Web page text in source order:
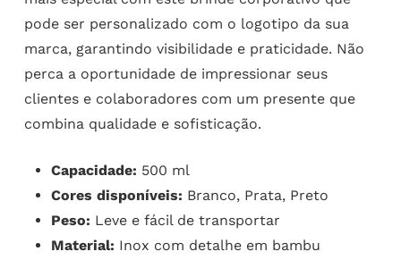
pode ser personalizado com o logotipo da sua
marca, garantindo visibilidade e praticidade. Não
perca a oportunidade de impressionar seus
clientes e colaboradores com um presente que
combina qualidade e sofisticação.
Capacidade: 500 ml
Cores disponíveis: Branco, Prata, Preto
Peso: Leve e fácil de transportar
Material: Inox com detalhe em bambu